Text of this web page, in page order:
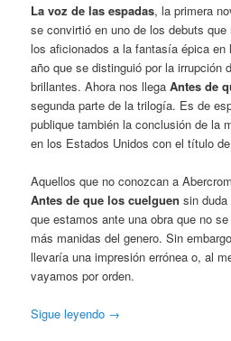
La voz de las espadas, la primera
se convirtió en uno de los debuts
los aficionados a la fantasía épica en
año que se distinguió por la irrupción
brillantes. Ahora nos llegaAntes de
segunda parte de la trilogía. Es de
publique también la conclusión de la
en los Estados Unidos con el título de
Aquellos que no conozcan a
Antes de que los cuelguen sin
que estamos ante una obra que no
más manidas del genero. Sin
llevaría una impresión errónea o, al
vayamos por orden.
Sigue leyendo →